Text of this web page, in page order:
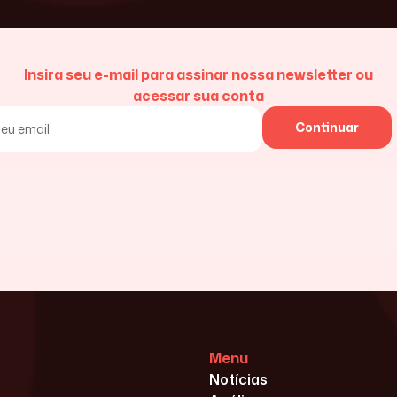
Insira seu e-mail para assinar nossa newsletter ou
acessar sua conta
Continuar
Menu
Notícias